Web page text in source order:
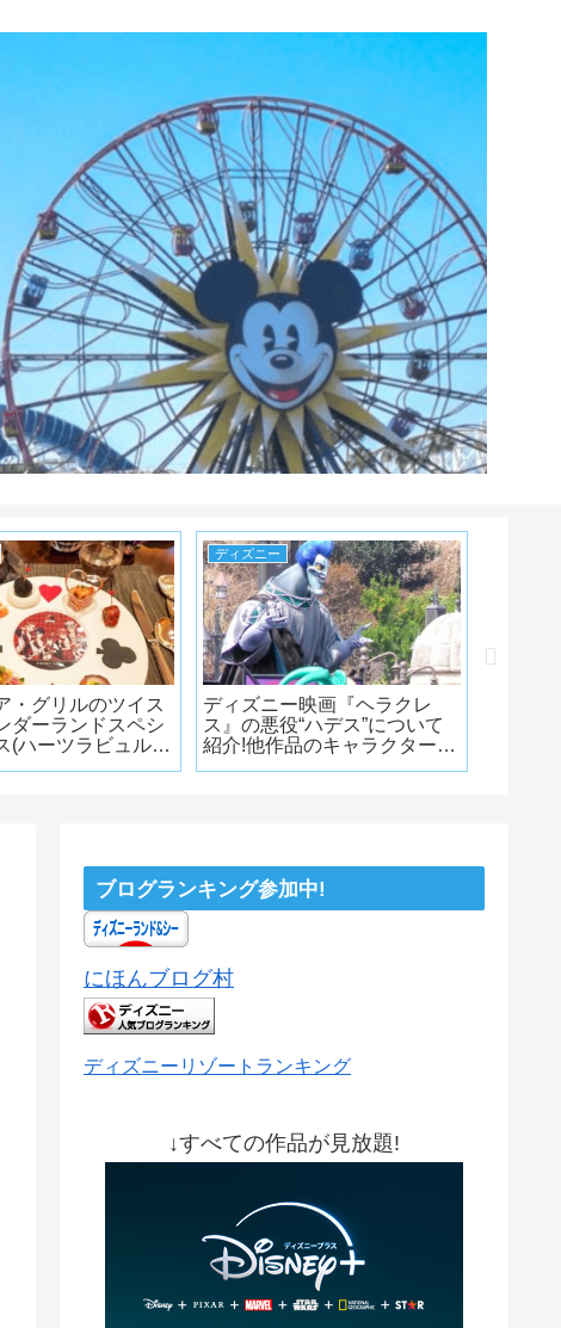
・グリルのツイス
ダーランドスペシ
(ハーツラビュル
ディズニー
ディズニー映画『ヘラクレ
ス』の悪役“ハデス”について
紹介!他作品のキャラクターと
ブログランキング参加中!
にほんブログ村
ディズニーリゾートランキング
↓すべての作品が見放題!